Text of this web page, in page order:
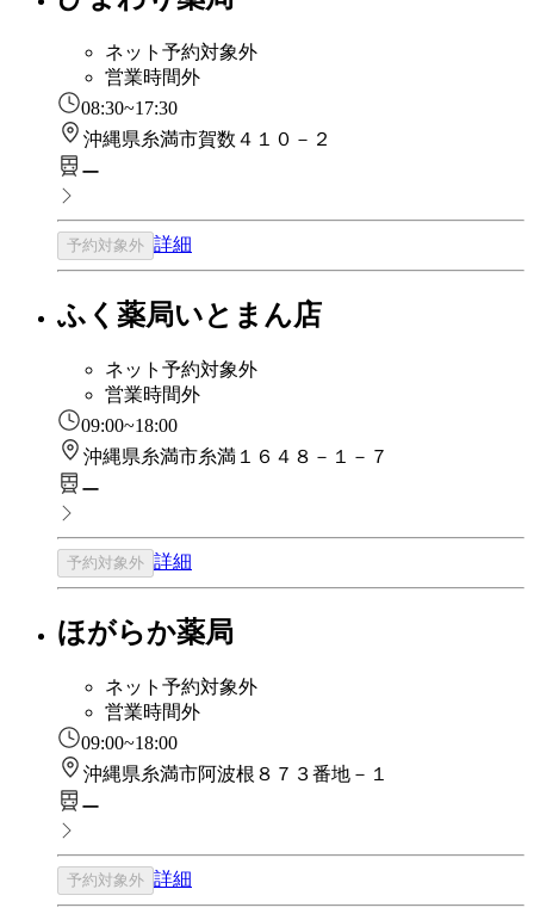
ネット予約対象外
営業時間外
08:30~17:30
沖縄県糸満市賀数４１０－２
ー
予約対象外 詳細
ふく薬局いとまん店
ネット予約対象外
営業時間外
09:00~18:00
沖縄県糸満市糸満１６４８－１－７
ー
予約対象外 詳細
ほがらか薬局
ネット予約対象外
営業時間外
09:00~18:00
沖縄県糸満市阿波根８７３番地－１
ー
予約対象外 詳細